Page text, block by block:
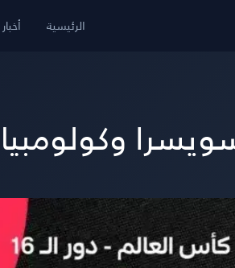
الرئيسية
في دور الـ 16